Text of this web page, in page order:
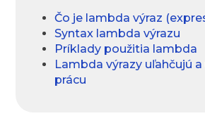
Čo je lambda výraz
Syntax lambda výrazu
Príklady použitia lambda
Lambda výrazy uľahčujú
prácu